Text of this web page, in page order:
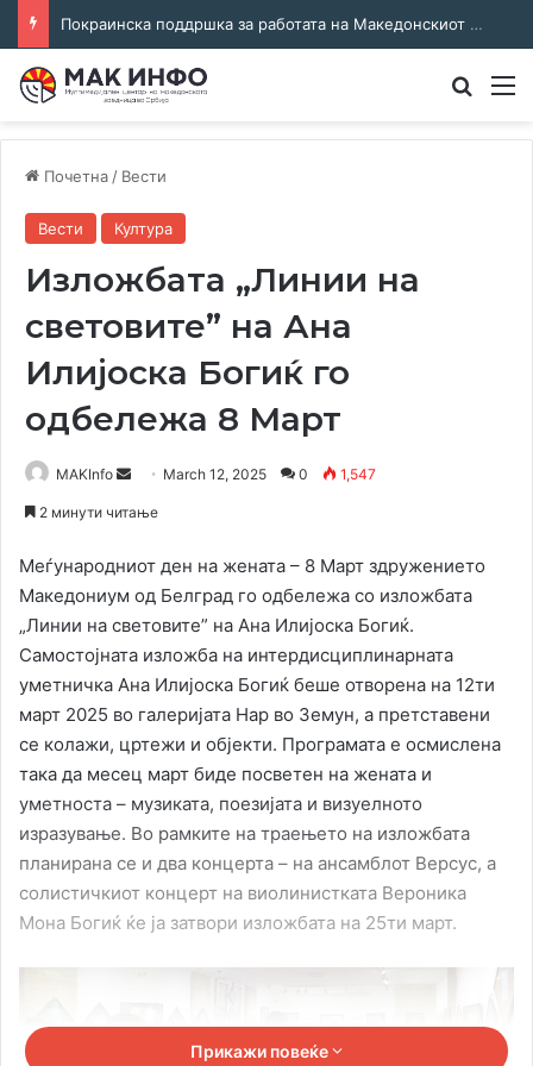
Покраинска поддршка за работата на Македонскиот национален совет: потпишан договор за суфинансирање на активностите
Почетна / Вести
Вести Култура
Изложбата „Линии на
световите” на Ана
Илијоска Богиќ го
одбележа 8 Март
MAKInfo
Send March 12, 2025 0 1,547
2 минути читање
Меѓународниот ден на жената – 8 Март здружението
Македониум од Белград го одбележа со изложбата
„Линии на световите” на Ана Илијоска Богиќ.
Самостојната изложба на интердисциплинарната
уметничка Ана Илијоска Богиќ беше отворена на 12ти
март 2025 во галеријата Нар во Земун, а претставени
се колажи, цртежи и објекти. Програмата е осмислена
така да месец март биде посветен на жената и
уметноста – музиката, поезијата и визуелното
изразување. Во рамките на траењето на изложбата
планирана се и два концерта – на ансамблот Версус, а
солистичкиот концерт на виолинистката Вероника
Мона Богиќ ќе ја затвори изложбата на 25ти март.
Прикажи повеќе